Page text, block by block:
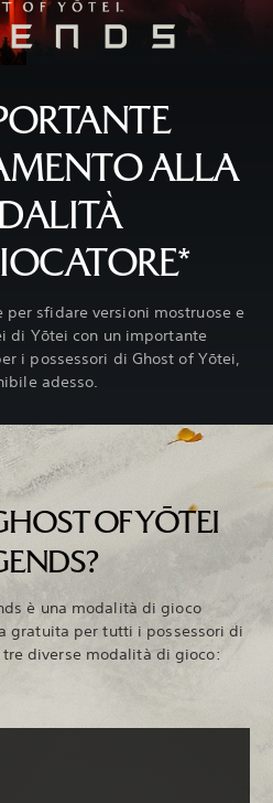
ALLA
sfidare versioni mostruose e
di Yōtei con un importante
i possessori di Ghost of Yōtei,
adesso.
OF YŌTEI
è una modalità di gioco
gratuita per tutti i possessori di
diverse modalità di gioco: